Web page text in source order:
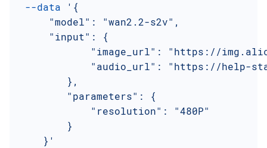
--data '{
     "model": "wan2.2-s2v",
     "input": {
"image_url": "https://
"audio_url": "https://help-
        },
        "parameters": {
            "resolution": "480P"
        }
    }'